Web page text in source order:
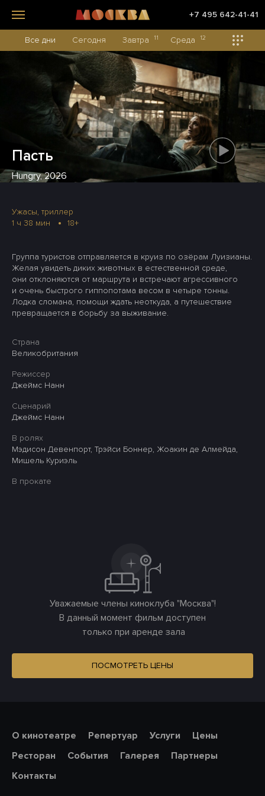
+7 495 642-41-41
Все дни Сегодня Завтра 11 Среда 12
Пасть
Hungry, 2026
Уважаемые члены киноклуба "Москва"!
В данный момент фильм доступен
только при аренде зала
ПОСМОТРЕТЬ ЦЕНЫ
Ужасы, триллер
1 ч 38 мин
18+
Группа туристов отправляется в круиз по озёрам Луизианы.
Желая увидеть диких животных в естественной среде,
они отклоняются от маршрута и встречают агрессивного
и очень быстрого гиппопотама весом в четыре тонны.
Лодка сломана, помощи ждать неоткуда, а путешествие
превращается в борьбу за выживание.
Страна
Великобритания
Режиссер
Джеймс Нанн
Сценарий
Джеймс Нанн
В ролях
Мэдисон Девенпорт, Трэйси Боннер, Жоакин де Алмейда,
Мишель Куриэль
В прокате
О кинотеатре Репертуар Услуги
Цены
Ресторан
События Галерея
Партнеры
Контакты